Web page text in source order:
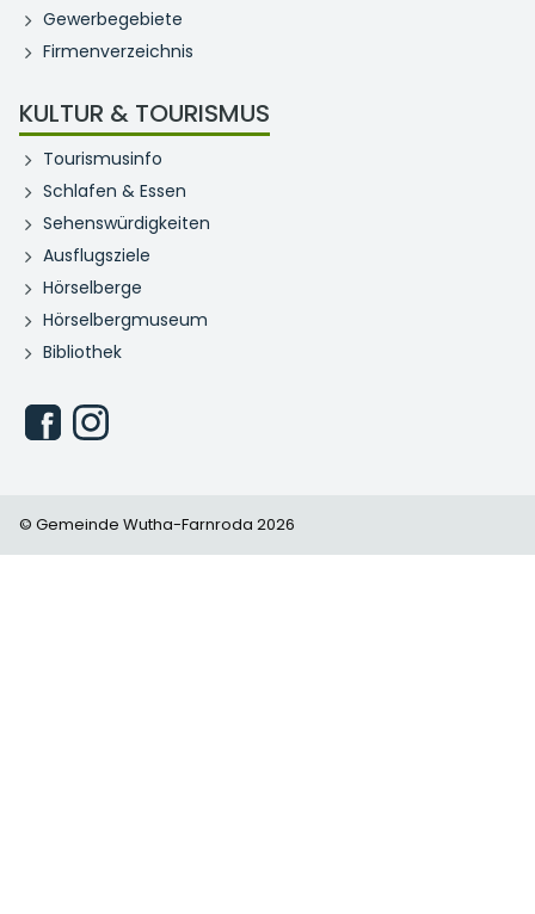
Gewerbegebiete
Firmenverzeichnis
KULTUR & TOURISMUS
Tourismusinfo
Schlafen & Essen
Sehenswürdigkeiten
Ausflugsziele
Hörselberge
Hörselbergmuseum
Bibliothek
© Gemeinde Wutha-Farnroda 2026